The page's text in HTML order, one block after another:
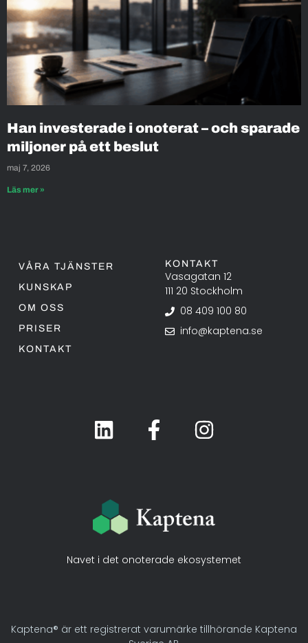
Han investerade i onoterat – och sparade
miljoner på ett beslut
maj 7, 2026
Läs mer »
Navet i det onoterade ekosystemet
VÅRA TJÄNSTER
KUNSKAP
OM OSS
PRISER
KONTAKT
KONTAKT
Vasagatan 12
111 20 Stockholm
08 409 100 80
info@kaptena.se
Kaptena® är ett registrerat varumärke tillhörande Kaptena